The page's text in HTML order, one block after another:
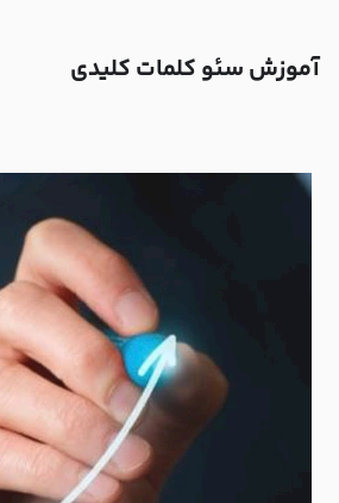
آموزش سئو کلمات کلیدی